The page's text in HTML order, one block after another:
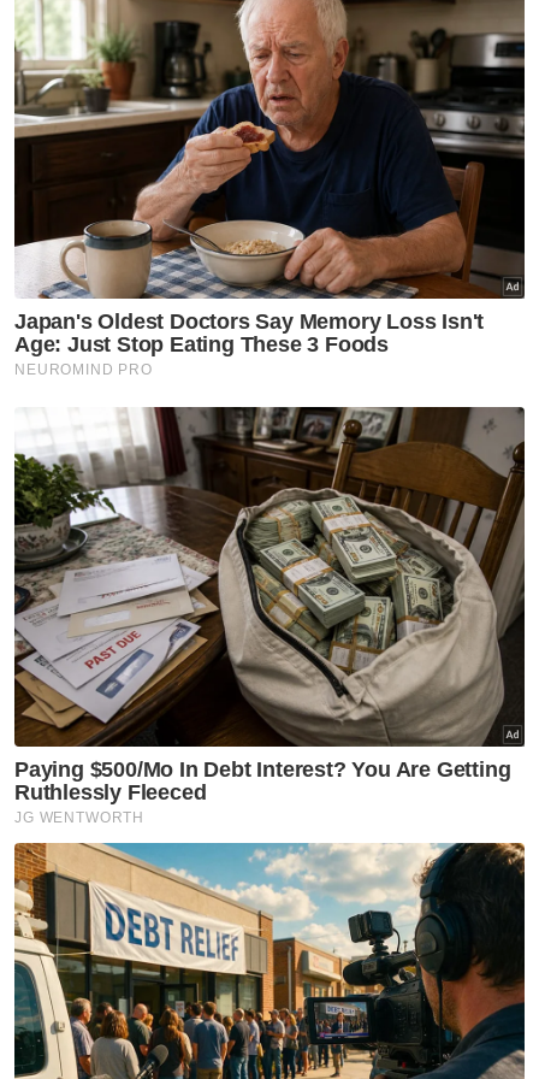
"Tiga lelaki warga Singapura berusia 22 tahun
dan seorang lelaki tempata tidak mengalami
sebarang kecederaan, mereka berjaya
dibawa turun pada jam 1.02 pagi, Isnin,
kemudian diserahkan kepada pihak polis
untuk tindakan lanjut," katanya.
Ikuti Channel rasmi Sinar Harian di WhatsApp
supaya anda tidak terlepas berita-berita
terkini daripada kami. Jom!Klik di sini!
Artikel Berkaitan:
Empat lelaki warga asing ceroboh Pusat Hidrografi
Nasional TLDM diberkas
Remaja sesat ketika riadah di Bukit Broga ditemui
meninggal dunia
Pelajar IPTA hilang di air terjun ditemukan lemas
Muat turun aplikasi Sinar Harian.Klik di sini!
Jawab soalan kaji selidik dandapatkan
baucar tunai.
Apakah status hubungan anda?
Bujang Kahwin